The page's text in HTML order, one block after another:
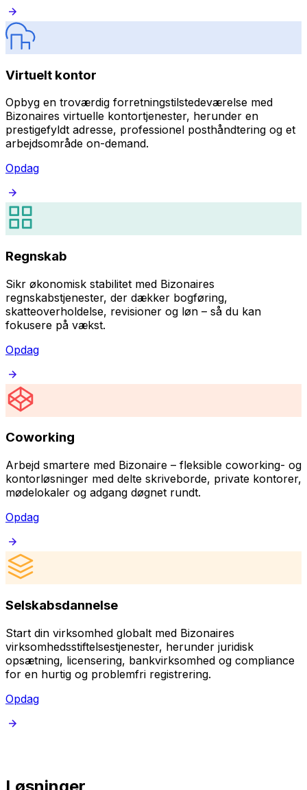
Virtuelt kontor
Opbyg en troværdig forretningstilstedeværelse med
Bizonaires virtuelle kontortjenester, herunder en
prestigefyldt adresse, professionel posthåndtering og et
arbejdsområde on-demand.
Opdag
Regnskab
Sikr økonomisk stabilitet med Bizonaires
regnskabstjenester, der dækker bogføring,
skatteoverholdelse, revisioner og løn – så du kan
fokusere på vækst.
Opdag
Coworking
Arbejd smartere med Bizonaire – fleksible coworking- og
kontorløsninger med delte skriveborde, private kontorer,
mødelokaler og adgang døgnet rundt.
Opdag
Selskabsdannelse
Start din virksomhed globalt med Bizonaires
virksomhedsstiftelsestjenester, herunder juridisk
opsætning, licensering, bankvirksomhed og compliance
for en hurtig og problemfri registrering.
Opdag